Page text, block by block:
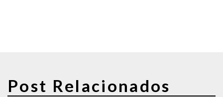
Post Relacionados